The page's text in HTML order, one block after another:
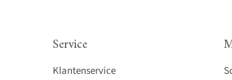
Service
Klantenservice